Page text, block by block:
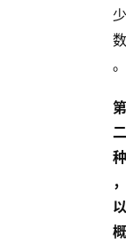
少
数
。
第
二
种
，
以
概